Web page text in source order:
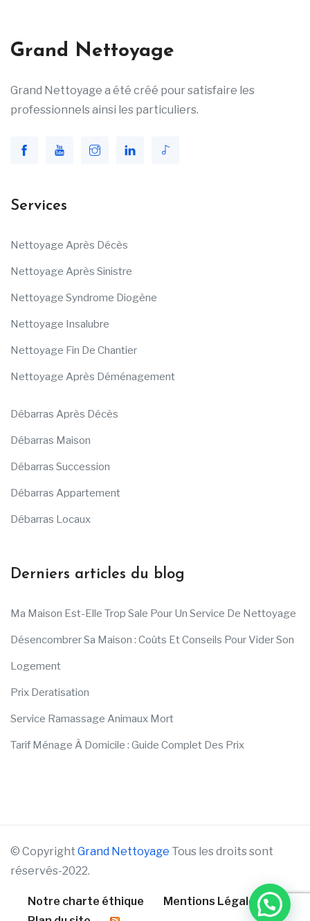
Grand Nettoyage
Grand Nettoyage a été créé pour satisfaire les
professionnels ainsi les particuliers.
Services
Nettoyage Après Décès
Nettoyage Après Sinistre
Nettoyage Syndrome Diogène
Nettoyage Insalubre
Nettoyage Fin De Chantier
Nettoyage Après Déménagement
Débarras Après Décès
Débarras Maison
Débarras Succession
Débarras Appartement
Débarras Locaux
Derniers articles du blog
Ma Maison Est-Elle Trop Sale Pour Un Service De Nettoyage
Désencombrer Sa Maison : Coûts Et Conseils Pour Vider Son
Logement
Prix Deratisation
Service Ramassage Animaux Mort
Tarif Ménage À Domicile : Guide Complet Des Prix
© Copyright Grand Nettoyage Tous les droits sont
réservés-2022.
Notre charte éthique
Mentions Légales